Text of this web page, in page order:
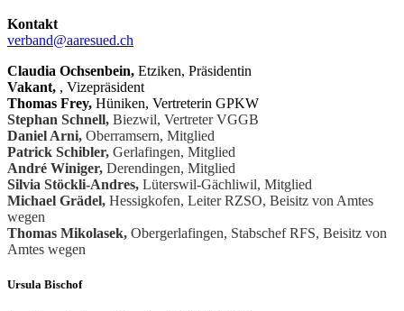
Kontakt
verband@aaresued.ch
Claudia Ochsenbein, Etziken, Präsidentin
Vakant, , Vizepräsident
Thomas Frey, Hüniken, Vertreterin GPKW
Stephan Schnell, Biezwil, Vertreter VGGB
Daniel Arni, Oberramsern, Mitglied
Patrick Schibler, Gerlafingen, Mitglied
André Winiger, Derendingen, Mitglied
Silvia Stöckli-Andres, Lüterswil-Gächliwil, Mitglied
Michael Grädel, Hessigkofen, Leiter RZSO, Beisitz von Amtes
wegen
Thomas Mikolasek, Obergerlafingen, Stabschef RFS, Beisitz von
Amtes wegen
Ursula Bischof